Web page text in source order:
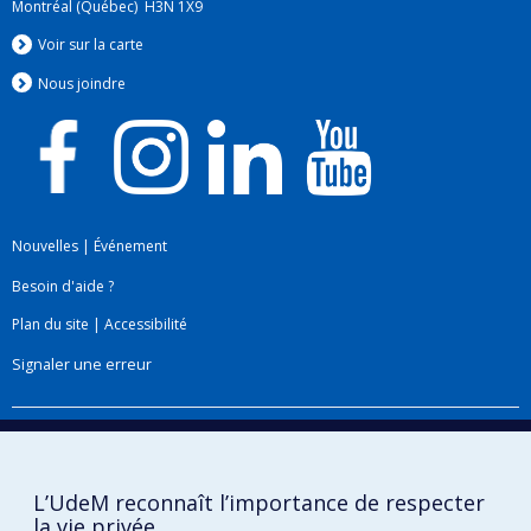
Montréal (Québec) H3N 1X9
Voir sur la carte
Nous joindre
Nouvelles | Événement
Besoin d'aide ?
Plan du site | Accessibilité
Signaler une erreur
L’UdeM reconnaît l’importance de respecter